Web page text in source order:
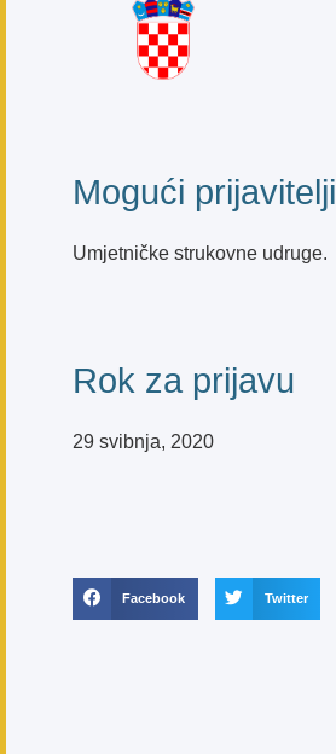
Mogući prijavitelji
Umjetničke strukovne udruge.
Rok za prijavu
29 svibnja, 2020
Facebook Twitter